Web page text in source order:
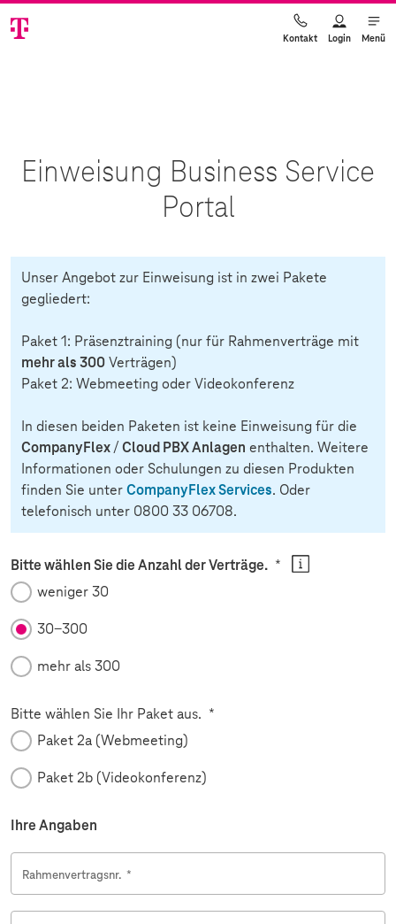
Kontakt Login Menü
Einweisung Business Service
Portal
Unser Angebot zur Einweisung ist in zwei Pakete
gegliedert:
Paket 1: Präsenztraining (nur für Rahmenverträge mit
mehr als 300 Verträgen)
Paket 2: Webmeeting oder Videokonferenz
In diesen beiden Paketen ist keine Einweisung für die
CompanyFlex / Cloud PBX Anlagen enthalten. Weitere
Informationen oder Schulungen zu diesen Produkten
finden Sie unter CompanyFlex Services. Oder
telefonisch unter 0800 33 06708.
Bitte wählen Sie die Anzahl der Verträge. Pflichtfeld
*
weniger 30
30-300
mehr als 300
Bitte wählen Sie Ihr Paket aus. Pflichtfeld
*
Paket 2a (Webmeeting)
Paket 2b (Videokonferenz)
Ihre Angaben
Rahmenvertragsnr. *